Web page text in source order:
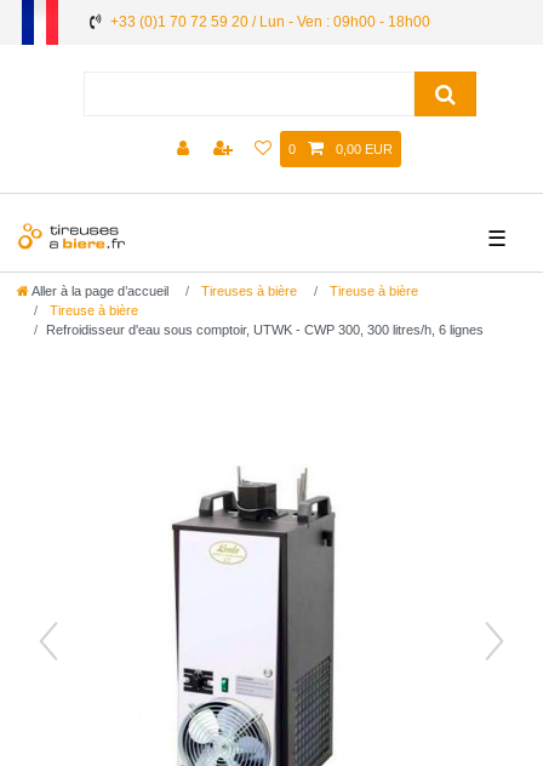
+33 (0)1 70 72 59 20 / Lun - Ven : 09h00 - 18h00
0 0,00 EUR
☰
Aller à la page d’accueil Tireuses à bière
Tireuse à bière
Tireuse à bière
Refroidisseur d'eau sous comptoir, UTWK - CWP 300, 300 litres/h, 6 lignes